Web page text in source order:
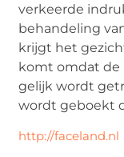
verkeerde
behandeling
krijgt het
komt omdat de
gelijk wordt
wordt geboekt
http://faceland.nl